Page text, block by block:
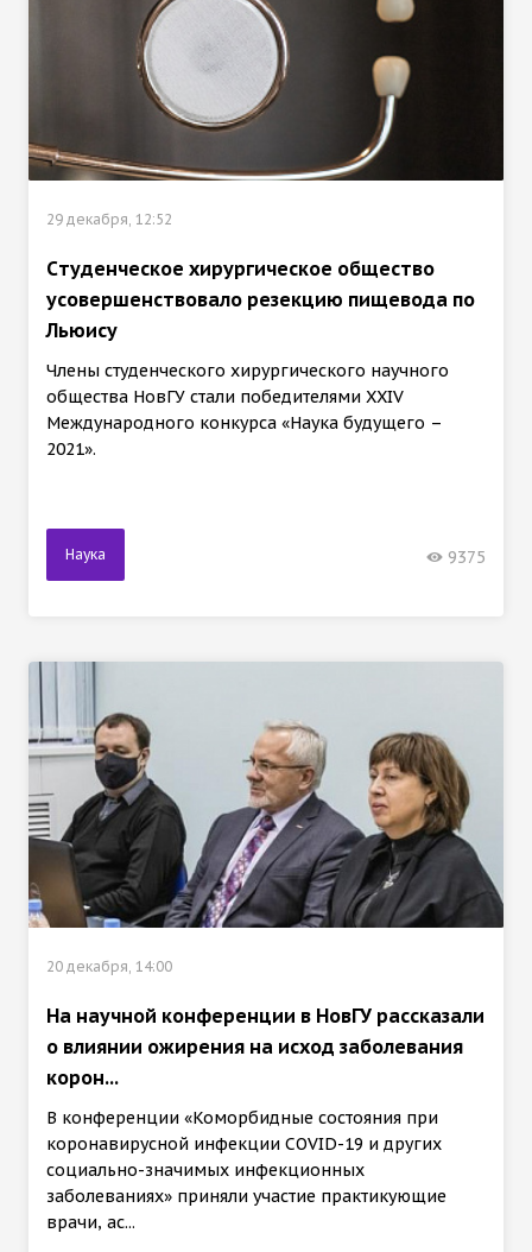
29 декабря, 12:52
Cтуденческое хирургическое общество
усовершенствовало резекцию пищевода по
Льюису
Члены студенческого хирургического научного
общества НовГУ стали победителями XXIV
Международного конкурса «Наука будущего –
2021».
Наука 9375
20 декабря, 14:00
На научной конференции в НовГУ рассказали
о влиянии ожирения на исход заболевания
корон...
В конференции «Коморбидные состояния при
коронавирусной инфекции COVID-19 и других
социально-значимых инфекционных
заболеваниях» приняли участие практикующие
врачи, ас...